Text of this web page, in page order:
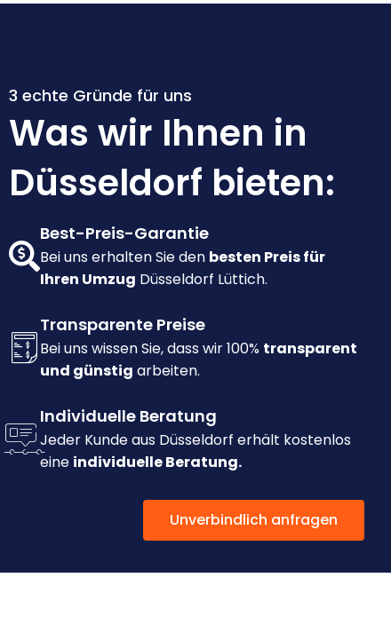
3 echte Gründe für uns
Was wir Ihnen in
Düsseldorf bieten:
Best-Preis-Garantie
Bei uns erhalten Sie den besten Preis für
Ihren Umzug Düsseldorf Lüttich.
Transparente Preise
Bei uns wissen Sie, dass wir 100% transparent
und günstig arbeiten.
Individuelle Beratung
Jeder Kunde aus Düsseldorf erhält kostenlos
eine individuelle Beratung.
Unverbindlich anfragen